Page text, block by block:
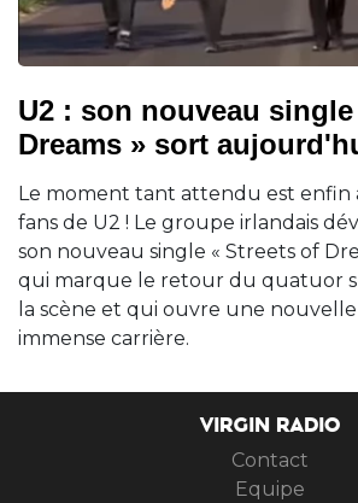
U2 : son nouveau
Dreams » sort
Le moment tant attendu est enfin
fans de U2 ! Le groupe irlandais
son nouveau single « Streets of
qui marque le retour du quatuor
la scène et qui ouvre une
immense carrière.
VIRGIN RADIO
Contact
Equipe